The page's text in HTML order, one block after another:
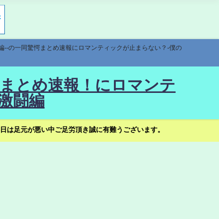
の一同驚愕まとめ速報にロマンティックが止まらない？-僕の
とめ速報！にロマンテ
闘編
足元が悪い中ご足労頂き誠に有難うございます。